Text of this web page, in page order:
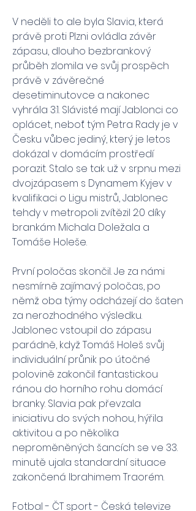
V neděli to ale byla Slavia, která
právě proti Plzni ovládla závěr
zápasu, dlouho bezbrankový
průběh zlomila ve svůj prospěch
právě v závěrečné
desetiminutovce a nakonec
vyhrála 3:1. Slávisté mají Jablonci co
oplácet, neboť tým Petra Rady je v
Česku vůbec jediný, který je letos
dokázal v domácím prostředí
porazit. Stalo se tak už v srpnu mezi
dvojzápasem s Dynamem Kyjev v
kvalifikaci o Ligu mistrů, Jablonec
tehdy v metropoli zvítězil 2:0 díky
brankám Michala Doležala a
Tomáše Holeše.
První poločas skončil. Je za námi
nesmírně zajímavý poločas, po
němž oba týmy odcházejí do šaten
za nerozhodného výsledku.
Jablonec vstoupil do zápasu
parádně, když Tomáš Holeš svůj
individuální průnik po útočné
polovině zakončil fantastickou
ránou do horního rohu domácí
branky. Slavia pak převzala
iniciativu do svých nohou, hýřila
aktivitou a po několika
neproměněných šancích se ve 33.
minutě ujala standardní situace
zakončená Ibrahimem Traorém.
Fotbal - ČT sport - Česká televize